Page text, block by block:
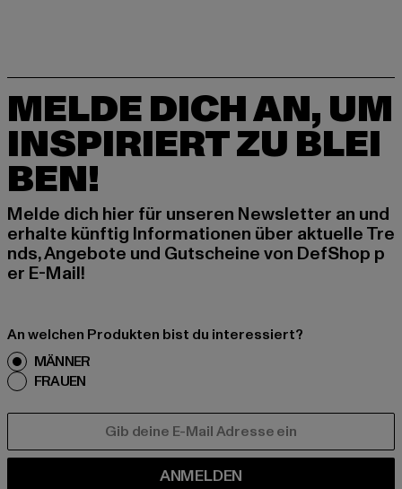
MELDE DICH AN, UM
INSPIRIERT ZU BLEI
BEN!
Melde dich hier für unseren Newsletter an und
erhalte künftig Informationen über aktuelle Tre
nds, Angebote und Gutscheine von DefShop p
er E-Mail!
An welchen Produkten bist du interessiert?
MÄNNER
FRAUEN
ANMELDEN